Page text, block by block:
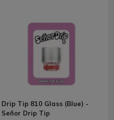
Drip Tip 810 Glass (Blue) -
Señor Drip Tip